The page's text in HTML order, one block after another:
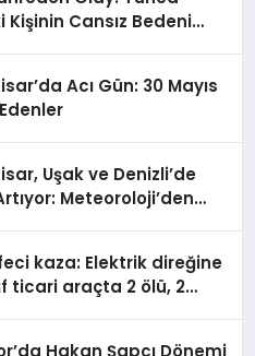
Kişinin Cansız Bedeni
Acı Gün: 30 Mayıs
Uşak ve Denizli’de
Meteoroloji’den
kaza: Elektrik direğine
ticari araçta 2 ölü, 2
Hakan Şapcı Dönemi